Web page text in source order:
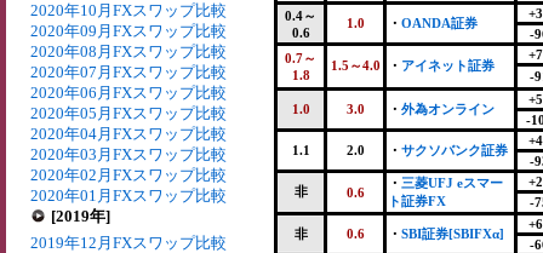
2020年10月FXスワップ比較
2020年09月FXスワップ比較
2020年08月FXスワップ比較
2020年07月FXスワップ比較
2020年06月FXスワップ比較
2020年05月FXスワップ比較
2020年04月FXスワップ比較
2020年03月FXスワップ比較
2020年02月FXスワップ比較
2020年01月FXスワップ比較
[2019年]
2019年12月FXスワップ比較
0.4～
0.6
1.0 ・ OANDA証券
-
0.7～
1.8
1.5～4.0 ・ アイネット証券
-
1.0 3.0 ・ 外為オンライン
-
1.1 2.0 ・ サクソバンク証券
-
非 0.6
・ 三菱UFJ eスマー
ト証券FX
-
非 0.6 ・ SBI証券[SBIFXα]
-